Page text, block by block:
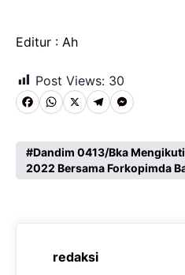
Editur : Ah
Post Views: 30
F
c
e
o
W
a
t
A
p
X T
l
e
r
a
M
s
s
n
Dandim 0413/Bka
2022 Bersama Forkopimda
redaksi